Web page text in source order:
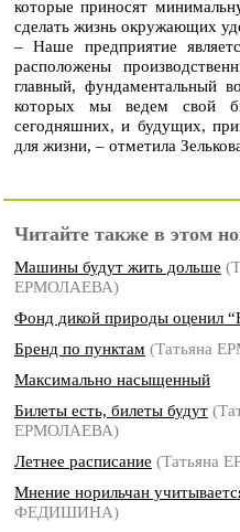
которые приносят
сделать жизнь окружающих
– Наше предприятие
расположены
главный, фундаментальный
которых мы ведем свой
сегодняшних, и будущих,
для жизни, – отметила
Читайте также в этом
Машины будут жить дольше
ЕРМОЛАЕВА)
Фонд дикой природы оценил
Бренд по пунктам (Татьяна
Максимально насыщенный
Билеты есть, билеты будут
ЕРМОЛАЕВА)
Летнее расписание (Татьяна
Мнение норильчан
ФЕДИШИНА)